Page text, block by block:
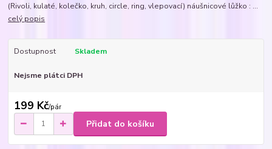
(Rivoli, kulaté, kolečko, kruh, circle, ring, vlepovací) náušnicové lůžko : ...
celý popis
Dostupnost Skladem
Nejsme plátci DPH
199 Kč/pár
Přidat do košíku